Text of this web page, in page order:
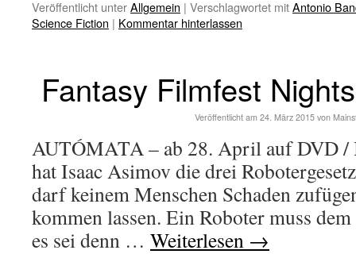
Veröffentlicht unterAllgemein | Verschlagwortet mitAntonio
Science Fiction | Kommentar hinterlassen
Fantasy Filmfest
Veröffentlicht am 24. März 2015 von
AUTÓMATA – ab 28. April auf DVD /
hat Isaac Asimov die drei
darf keinem Menschen Schaden
kommen lassen. Ein Roboter muss
es sei denn … Weiterlesen →